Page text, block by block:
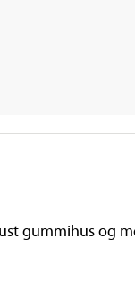
gummihus og